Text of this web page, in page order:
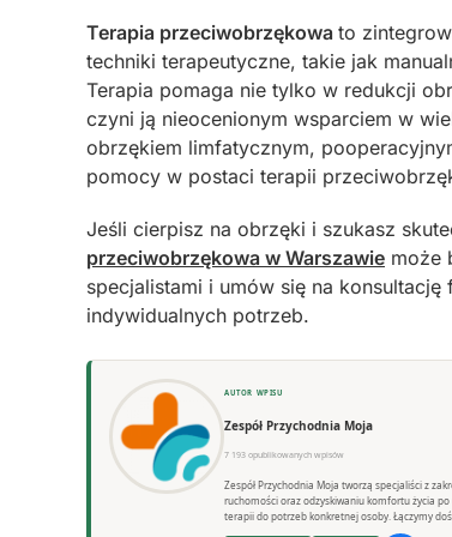
Terapia przeciwobrzękowa to
techniki terapeutyczne, takie jak
Terapia pomaga nie tylko w redukcji
czyni ją nieocenionym wsparciem w
obrzękiem limfatycznym,
pomocy w postaci terapii
Jeśli cierpisz na obrzęki i szukasz
przeciwobrzękowa w Warszawie może
specjalistami i umów się na
indywidualnych potrzeb.
AUTOR WPISU
Zespół Przychodnia Moja
7 193 opublikowanych wpisów
Zespół Przychodnia Moja tworzą specjaliści z
ruchomości oraz odzyskiwaniu komfortu życia
terapii do potrzeb konkretnej osoby. Łączymy